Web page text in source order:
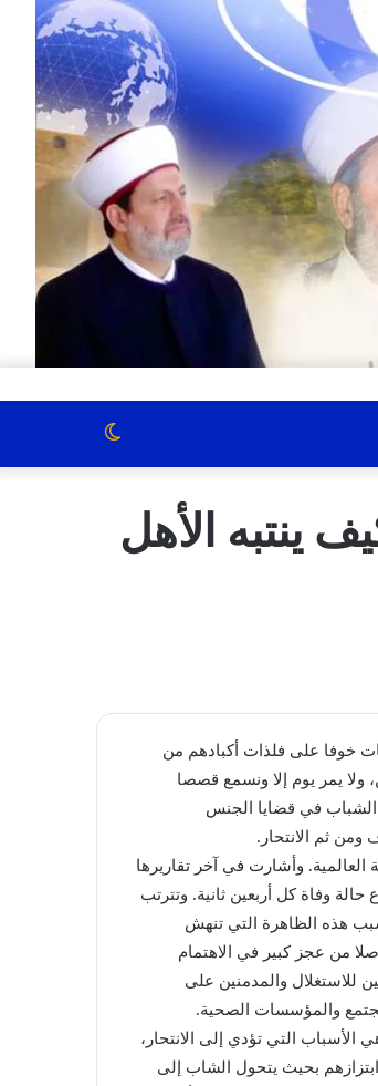
ينتبه الأهل
خوفا على فلذات أكبادهم من
ولا يمر يوم إلا ونسمع قصصا
الشباب في قضايا الجنس
ومن ثم الانتحار.
وأشارت في آخر تقاريرها
حالة وفاة كل أربعين ثانية. وتترتب
هذه الظاهرة التي تنهش
من عجز كبير في الاهتمام
للاستغلال والمدمنين على
والمؤسسات الصحية.
الأسباب التي تؤدي إلى الانتحار،
بحيث يتحول الشاب إلى